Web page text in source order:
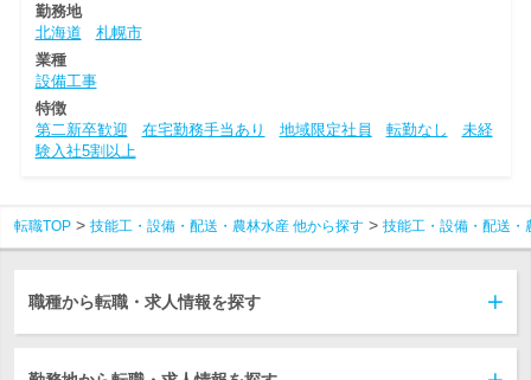
勤務地
北海道
札幌市
業種
設備工事
特徴
第二新卒歓迎
在宅勤務手当あり 地域限定社員 転勤なし
未経
験入社5割以上
転職TOP 技能工・設備・配送・農林水産 他から探す 技能工・設備・配送・
職種から転職・求人情報を探す